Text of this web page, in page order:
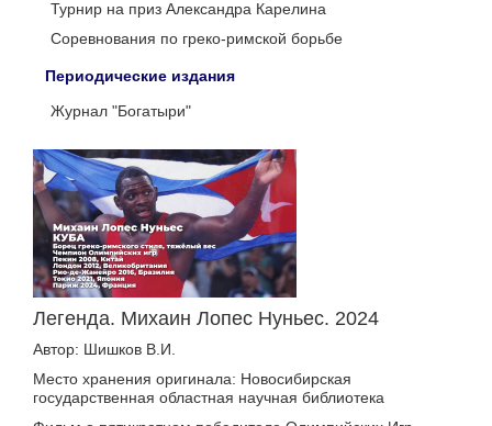
Турнир на приз Александра Карелина
Соревнования по греко-римской борьбе
Периодические издания
Журнал "Богатыри"
Легенда. Михаин Лопес Нуньес. 2024
Автор: Шишков В.И.
Место хранения оригинала: Новосибирская
государственная областная научная библиотека